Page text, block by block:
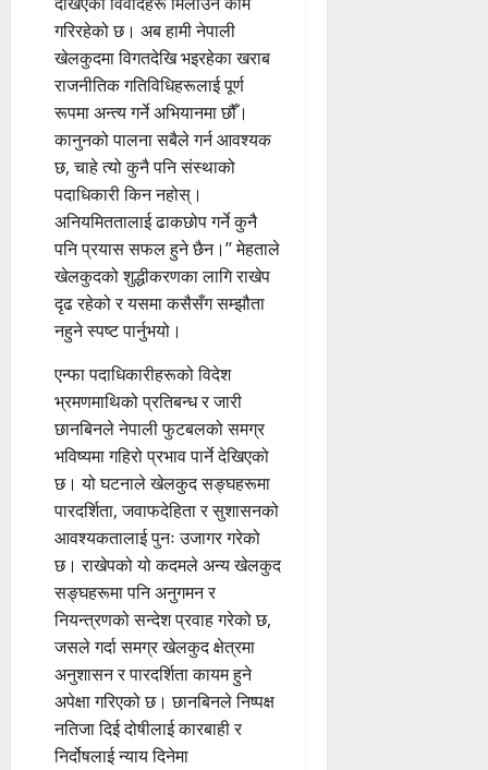
गरिरहेको छ। अब हामी नेपाली
खेलकुदमा विगतदेखि भइरहेका खराब
राजनीतिक गतिविधिहरूलाई पूर्ण
रूपमा अन्त्य गर्ने अभियानमा छौँ।
कानुनको पालना सबैले गर्न आवश्यक
छ, चाहे त्यो कुनै पनि संस्थाको
पदाधिकारी किन नहोस्।
अनियमिततालाई ढाकछोप गर्ने कुनै
पनि प्रयास सफल हुने छैन।’’ मेहताले
खेलकुदको शुद्धीकरणका लागि राखेप
दृढ रहेको र यसमा कसैसँग सम्झौता
नहुने स्पष्ट पार्नुभयो।
एन्फा पदाधिकारीहरूको विदेश
भ्रमणमाथिको प्रतिबन्ध र जारी
छानबिनले नेपाली फुटबलको समग्र
भविष्यमा गहिरो प्रभाव पार्ने देखिएको
छ। यो घटनाले खेलकुद सङ्घहरूमा
पारदर्शिता, जवाफदेहिता र सुशासनको
आवश्यकतालाई पुनः उजागर गरेको
छ। राखेपको यो कदमले अन्य खेलकुद
सङ्घहरूमा पनि अनुगमन र
नियन्त्रणको सन्देश प्रवाह गरेको छ,
जसले गर्दा समग्र खेलकुद क्षेत्रमा
अनुशासन र पारदर्शिता कायम हुने
अपेक्षा गरिएको छ। छानबिनले निष्पक्ष
नतिजा दिई दोषीलाई कारबाही र
निर्दोषलाई न्याय दिनेमा